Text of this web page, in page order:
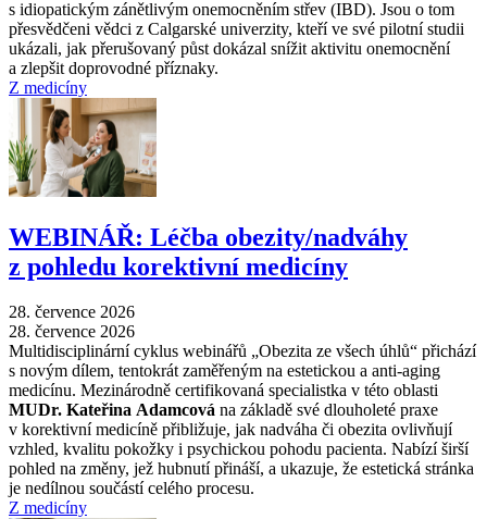
s idiopatickým zánětlivým onemocněním střev (IBD). Jsou o tom
přesvědčeni vědci z Calgarské univerzity, kteří ve své pilotní studii
ukázali, jak přerušovaný půst dokázal snížit aktivitu onemocnění
a zlepšit doprovodné příznaky.
Z medicíny
WEBINÁŘ: Léčba obezity/nadváhy
z pohledu korektivní medicíny
28. července 2026
28. července 2026
Multidisciplinární cyklus webinářů „Obezita ze všech úhlů“ přichází
s novým dílem, tentokrát zaměřeným na estetickou a anti-aging
medicínu. Mezinárodně certifikovaná specialistka v této oblasti
MUDr. Kateřina Adamcová na základě své dlouholeté praxe
v korektivní medicíně přibližuje, jak nadváha či obezita ovlivňují
vzhled, kvalitu pokožky i psychickou pohodu pacienta. Nabízí širší
pohled na změny, jež hubnutí přináší, a ukazuje, že estetická stránka
je nedílnou součástí celého procesu.
Z medicíny